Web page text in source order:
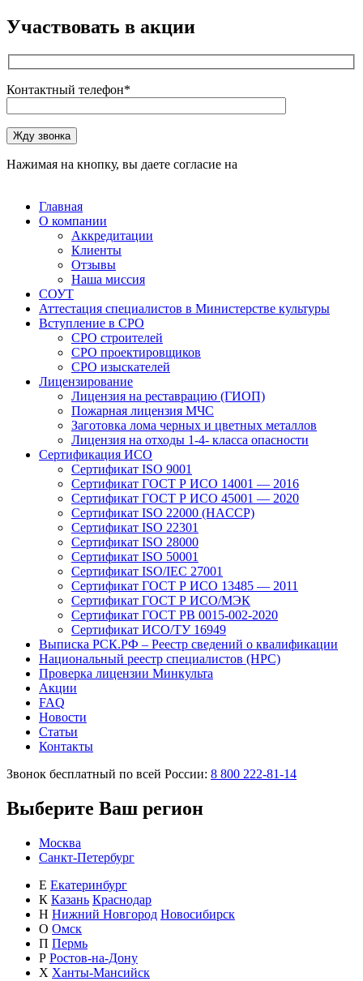
Участвовать в акции
Контактный телефон*
Оставьте это поле пустым.
Жду звонка
Нажимая на кнопку, вы даете согласие на
Главная
О компании
Аккредитации
Клиенты
Отзывы
Наша миссия
СОУТ
Аттестация специалистов в Министерстве культуры
Вступление в СРО
СРО строителей
СРО проектировщиков
СРО изыскателей
Лицензирование
Лицензия на реставрацию (ГИОП)
Пожарная лицензия МЧС
Заготовка лома черных и цветных металлов
Лицензия на отходы 1-4- класса опасности
Сертификация ИСО
Сертификат ISO 9001
Сертификат ГОСТ Р ИСО 14001 — 2016
Сертификат ГОСТ Р ИСО 45001 — 2020
Сертификат ISO 22000 (HACCP)
Сертификат ISO 22301
Сертификат ISO 28000
Сертификат ISO 50001
Сертификат ISO/IEC 27001
Сертификат ГОСТ Р ИСО 13485 — 2011
Сертификат ГОСТ Р ИСО/МЭК
Сертификат ГОСТ РВ 0015-002-2020
Сертификат ИСО/ТУ 16949
Выписка РСК.РФ – Реестр сведений о квалификации
Национальный реестр специалистов (НРС)
Проверка лицензии Минкульта
Акции
FAQ
Новости
Статьи
Контакты
Звонок бесплатный по всей России: 8 800 222-81-14
Выберите Ваш регион
Москва
Санкт-Петербург
Е Екатеринбург
К Казань Краснодар
Н Нижний Новгород Новосибирск
О Омск
П Пермь
Р Ростов-на-Дону
Х Ханты-Мансийск